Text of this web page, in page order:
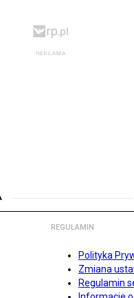
REGULAMIN
Polityka
Zmiana
Regulamin